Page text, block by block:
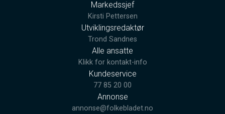
Markedssjef
Kirsti Pettersen
Utviklingsredaktør
Trond Sandnes
Alle ansatte
Klikk for kontakt-info
Kundeservice
77 85 20 00
Annonse
annonse@folkebladet.no